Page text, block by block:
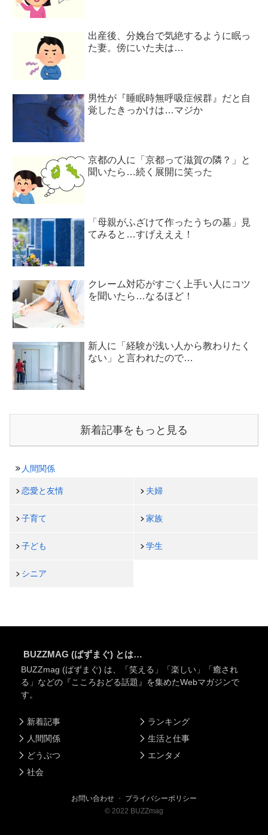
出産後、分娩台で気絶するように眠っ
た妻。傍にいた夫は…
男性が『睡眠時無呼吸症候群』だと自
覚したきっかけは…マジか
京都の人に「京都って滋賀の隣？」と
聞いたら…続く展開に笑った
「母親がふざけて作ったうちの墓」見
てみると…すげえええ！
クレーム対応がすごく上手い人にコツ
を聞いたら…なるほど！
新人に「経験が浅い人から教わりたく
ない」と言われたので…
新着記事をもっと見る
人間関係
恋愛と友情 夫婦
子育て 家族
子ども 学生
シニア
BUZZMAG (ばずまぐ) とは…
BUZZmag (ばずまぐ) は、「笑える」「楽しい」「癒され
る」などの『こころおどる話題』を集めたWebマガジンで
す。
新着記事
人間関係
どうぶつ
社会
ランキング
生活と仕事
エンタメ
お問い合わせ ・ プライバシーポリシー
© 2022 BUZZmag